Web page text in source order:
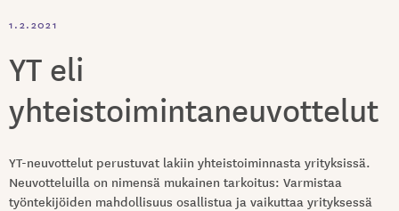
1.2.2021
YT eli
yhteistoimintaneuvottelut
YT-neuvottelut perustuvat lakiin yhteistoiminnasta yrityksissä.
Neuvotteluilla on nimensä mukainen tarkoitus: Varmistaa
työntekijöiden mahdollisuus osallistua ja vaikuttaa yrityksessä